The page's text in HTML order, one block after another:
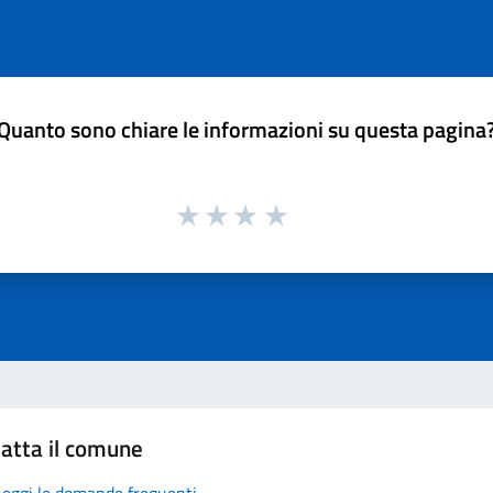
sono chiare le informazioni su questa
il comune